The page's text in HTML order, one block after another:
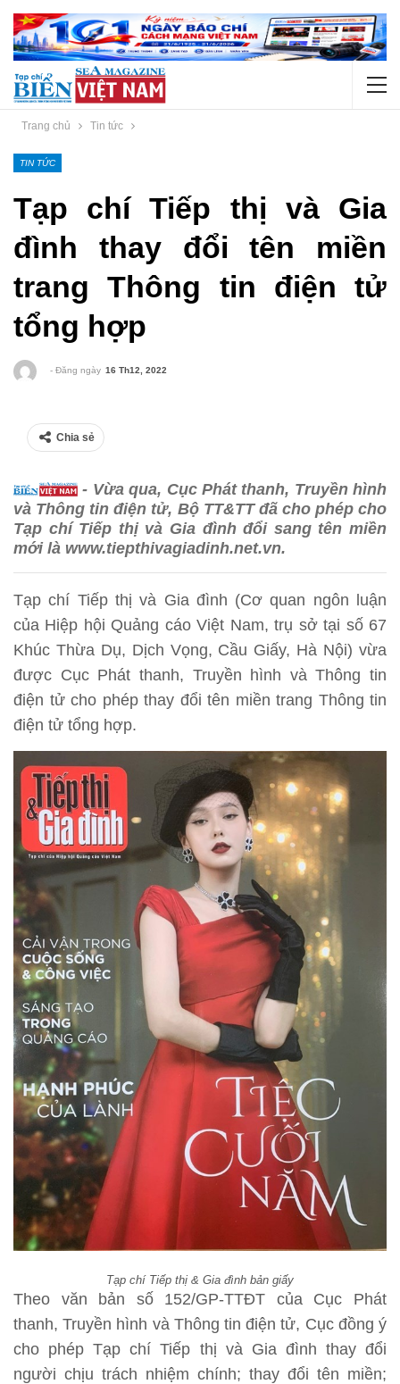
Trang chủ Tin tức
TIN TỨC
Tạp chí Tiếp thị và Gia
đình thay đổi tên miền
trang Thông tin điện tử
tổng hợp
- Đăng ngày 16 Th12, 2022
Chia sẻ
- Vừa qua, Cục Phát thanh, Truyền hình
và Thông tin điện tử, Bộ TT&TT đã cho phép cho
Tạp chí Tiếp thị và Gia đình đổi sang tên miền
mới là www.tiepthivagiadinh.net.vn.
Tạp chí Tiếp thị và Gia đình (Cơ quan ngôn luận
của Hiệp hội Quảng cáo Việt Nam, trụ sở tại số 67
Khúc Thừa Dụ, Dịch Vọng, Cầu Giấy, Hà Nội) vừa
được Cục Phát thanh, Truyền hình và Thông tin
điện tử cho phép thay đổi tên miền trang Thông tin
điện tử tổng hợp.
Tạp chí Tiếp thị & Gia đình bản giấy
Theo văn bản số 152/GP-TTĐT của Cục Phát
thanh, Truyền hình và Thông tin điện tử, Cục đồng ý
cho phép Tạp chí Tiếp thị và Gia đình thay đổi
người chịu trách nhiệm chính; thay đổi tên miền;